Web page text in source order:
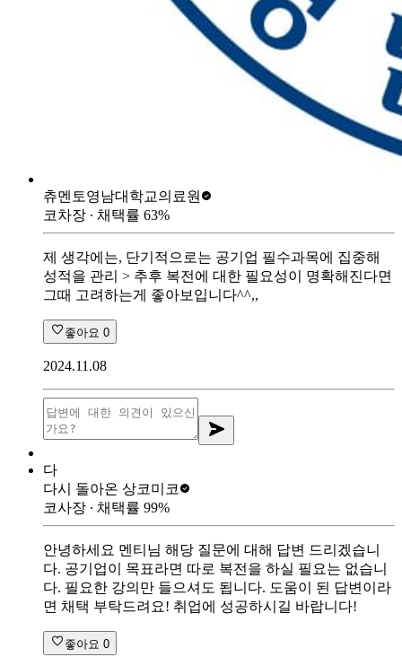
츄멘토영남대학교의료원
코차장 ∙ 채택률 63%
제 생각에는, 단기적으로는 공기업 필수과목에 집중해
성적을 관리 > 추후 복전에 대한 필요성이 명확해진다면
그때 고려하는게 좋아보입니다^^,,
좋아요 0
2024.11.08
다
다시 돌아온 상코미코
코사장 ∙ 채택률 99%
안녕하세요 멘티님 해당 질문에 대해 답변 드리겠습니
다. 공기업이 목표라면 따로 복전을 하실 필요는 없습니
다. 필요한 강의만 들으셔도 됩니다. 도움이 된 답변이라
면 채택 부탁드려요! 취업에 성공하시길 바랍니다!
좋아요 0